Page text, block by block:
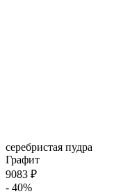
серебристая пудра
Графит
9083 ₽
- 40%